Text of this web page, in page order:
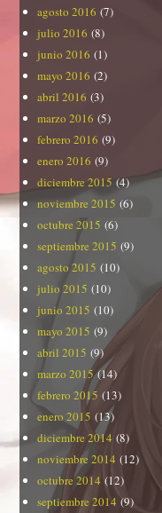
agosto 2016 (7)
julio 2016 (8)
junio 2016 (1)
mayo 2016 (2)
abril 2016 (3)
marzo 2016 (5)
febrero 2016 (9)
enero 2016 (9)
diciembre 2015 (4)
noviembre 2015 (6)
octubre 2015 (6)
septiembre 2015 (9)
agosto 2015 (10)
julio 2015 (10)
junio 2015 (10)
mayo 2015 (9)
abril 2015 (9)
marzo 2015(14)
febrero 2015 (13)
enero 2015 (13)
diciembre 2014 (8)
noviembre 2014 (12)
octubre 2014 (12)
septiembre 2014 (9)